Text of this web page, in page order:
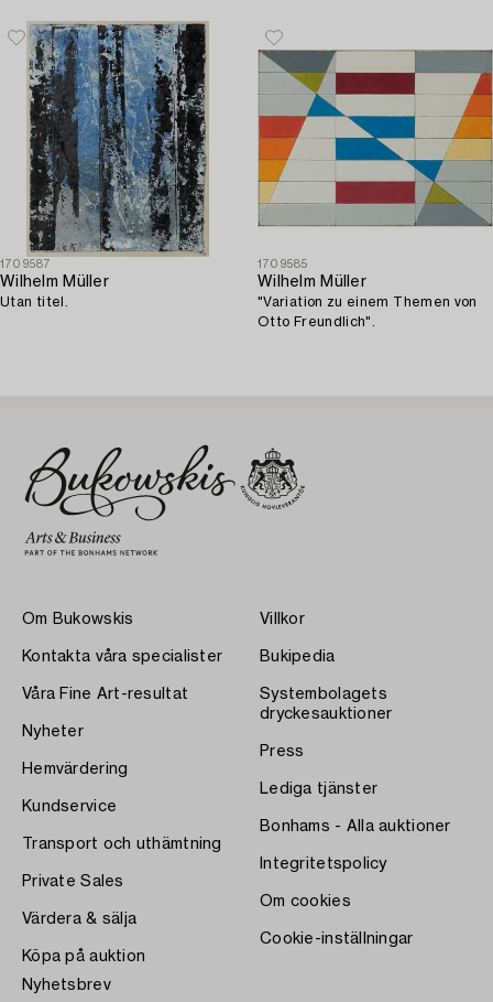
1709587
Wilhelm Müller
Utan titel.
1709585
Wilhelm Müller
"Variation zu einem Themen von
Otto Freundlich".
Om Bukowskis
Kontakta våra specialister
Våra Fine Art-resultat
Nyheter
Hemvärdering
Kundservice
Transport och uthämtning
Private Sales
Värdera & sälja
Köpa på auktion
Villkor
Bukipedia
Systembolagets
dryckesauktioner
Press
Lediga tjänster
Bonhams - Alla auktioner
Integritetspolicy
Om cookies
Cookie-inställningar
Nyhetsbrev